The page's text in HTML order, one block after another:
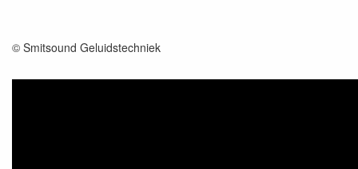
© Smitsound Geluidstechniek